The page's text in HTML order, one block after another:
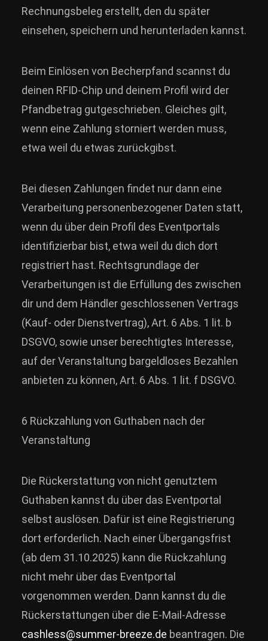
Rechnungsbeleg erstellt, den du später
einsehen, speichern und herunterladen kannst.
Beim Einlösen von Becherpfand scannst du
deinen RFID-Chip und deinem Profil wird der
Pfandbetrag gutgeschrieben. Gleiches gilt,
wenn eine Zahlung storniert werden muss,
etwa weil du etwas zurückgibst.
Bei diesen Zahlungen findet nur dann eine
Verarbeitung personenbezogener Daten statt,
wenn du über dein Profil des Eventportals
identifizierbar bist, etwa weil du dich dort
registriert hast. Rechtsgrundlage der
Verarbeitungen ist die Erfüllung des zwischen
dir und dem Händler geschlossenen Vertrags
(Kauf- oder Dienstvertrag), Art. 6 Abs. 1 lit. b
DSGVO, sowie unser berechtigtes Interesse,
auf der Veranstaltung bargeldloses Bezahlen
anbieten zu können, Art. 6 Abs. 1 lit. f DSGVO.
6 Rückzahlung von Guthaben nach der
Veranstaltung
Die Rückerstattung von nicht genutztem
Guthaben kannst du über das Eventportal
selbst auslösen. Dafür ist eine Registrierung
dort erforderlich. Nach einer Übergangsfrist
(ab dem 31.10.2025) kann die Rückzahlung
nicht mehr über das Eventportal
vorgenommen werden. Dann kannst du die
Rückerstattungen über die E-Mail-Adresse
cashless@summer-breeze.de beantragen. Die